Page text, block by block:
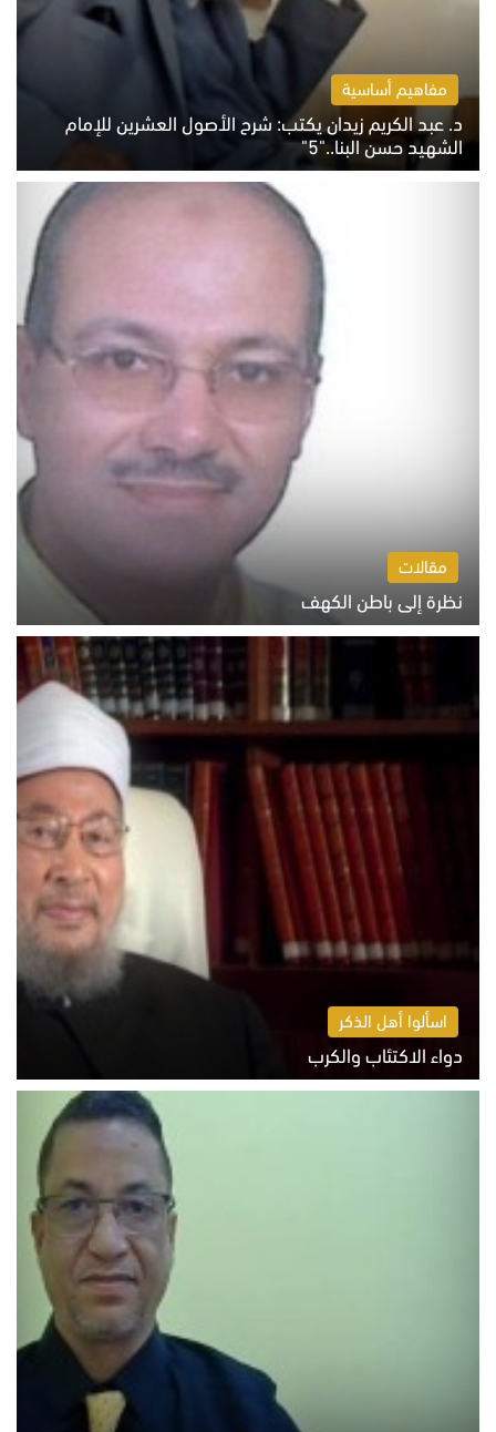
مفاهيم أساسية
د. عبد الكريم زيدان يكتب: شرح الأصول العشرين للإمام
الشهيد حسن البنا.."5"
السبت 8 أغسطس 2026 10:46 ص
مقالات
نظرة إلى باطن الكهف
السبت 8 أغسطس 2026 11:04 ص
اسألوا أهل الذكر
دواء الاكتئاب والكرب
السبت 8 أغسطس 2026 10:54 ص